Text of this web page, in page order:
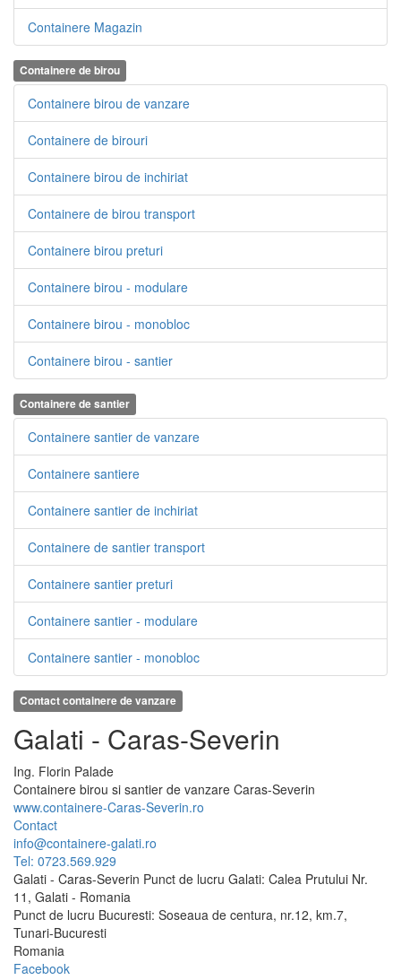
Containere Magazin
Containere de birou
Containere birou de vanzare
Containere de birouri
Containere birou de inchiriat
Containere de birou transport
Containere birou preturi
Containere birou - modulare
Containere birou - monobloc
Containere birou - santier
Containere de santier
Containere santier de vanzare
Containere santiere
Containere santier de inchiriat
Containere de santier transport
Containere santier preturi
Containere santier - modulare
Containere santier - monobloc
Contact containere de vanzare
Galati - Caras-Severin
Ing. Florin Palade
Containere birou si santier de vanzare Caras-Severin
www.containere-Caras-Severin.ro
Contact
info@containere-galati.ro
Tel: 0723.569.929
Galati - Caras-Severin Punct de lucru Galati: Calea Prutului Nr.
11, Galati - Romania
Punct de lucru Bucuresti: Soseaua de centura, nr.12, km.7,
Tunari-Bucuresti
Romania
Facebook